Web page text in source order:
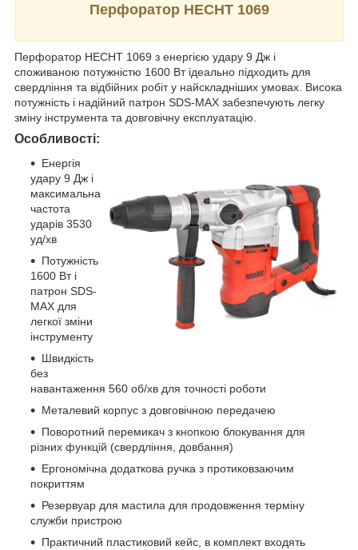
Перфоратор HECHT 1069
Перфоратор HECHT 1069 з енергією удару 9 Дж і
споживаною потужністю 1600 Вт ідеально підходить для
свердління та відбійних робіт у найскладніших умовах. Висока
потужність і надійний патрон SDS-MAX забезпечують легку
зміну інструмента та довговічну експлуатацію.
Особливості:
Енергія
удару 9 Дж і
максимальна
частота
ударів 3530
уд/хв
Потужність
1600 Вт і
патрон SDS-
MAX для
легкої зміни
інструменту
Швидкість
без
навантаження 560 об/хв для точності роботи
Металевий корпус з довговічною передачею
Поворотний перемикач з кнопкою блокування для
різних функцій (свердління, довбання)
Ергономічна додаткова ручка з протиковзаючим
покриттям
Резервуар для мастила для продовження терміну
служби пристрою
Практичний пластиковий кейс, в комплект входять